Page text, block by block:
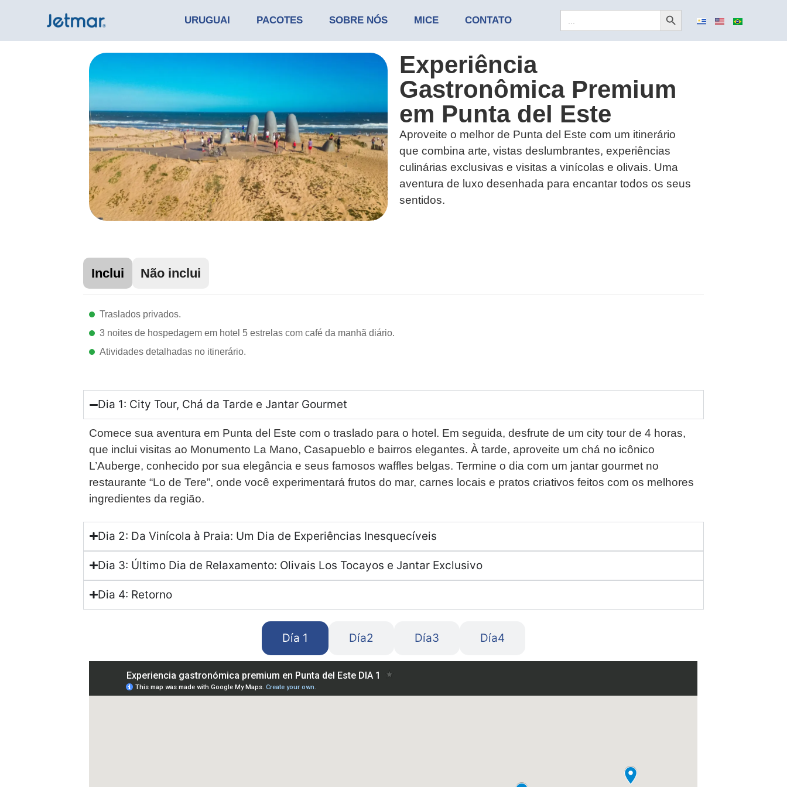
URUGUAI PACOTES SOBRE NÓS MICE CONTATO
Search
for:
Search Button
Experiência
Gastronômica Premium
em Punta del Este
Aproveite o melhor de Punta del Este com um itinerário
que combina arte, vistas deslumbrantes, experiências
culinárias exclusivas e visitas a vinícolas e olivais. Uma
aventura de luxo desenhada para encantar todos os seus
sentidos.
Inclui Não inclui
Traslados privados.
3 noites de hospedagem em hotel 5 estrelas com café da manhã diário.
Atividades detalhadas no itinerário.
Dia 1: City Tour, Chá da Tarde e Jantar Gourmet
Comece sua aventura em Punta del Este com o traslado para o hotel. Em seguida, desfrute de um city tour de 4 horas,
que inclui visitas ao Monumento La Mano, Casapueblo e bairros elegantes. À tarde, aproveite um chá no icônico
L’Auberge, conhecido por sua elegância e seus famosos waffles belgas. Termine o dia com um jantar gourmet no
restaurante “Lo de Tere”, onde você experimentará frutos do mar, carnes locais e pratos criativos feitos com os melhores
ingredientes da região.
Dia 2: Da Vinícola à Praia: Um Dia de Experiências Inesquecíveis
Dia 3: Último Dia de Relaxamento: Olivais Los Tocayos e Jantar Exclusivo
Dia 4: Retorno
Día 1 Día2 Día3 Día4